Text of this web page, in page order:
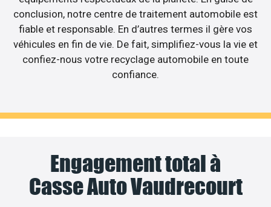
conclusion, notre centre de traitement automobile est
fiable et responsable. En d’autres termes il gère vos
véhicules en fin de vie. De fait, simplifiez-vous la vie et
confiez-nous votre recyclage automobile en toute
confiance.
Engagement total à
Casse Auto Vaudrecourt